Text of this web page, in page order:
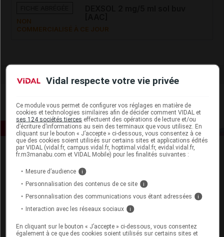
NON
COMMERCIALISÉ À CE JOUR
Espace produit
VIDAL Expert
Vidal respecte votre vie privée
Ce module vous permet de configurer vos réglages en matière de
cookies et technologies similaires afin de décider comment VIDAL et
ses 124 sociétés tierces effectuent des opérations de lecture et/ou
d’écriture d’informations au sein des terminaux que vous utilisez. En
cliquant sur le bouton « J’accepte » ci-dessous, vous consentez à ce
que des cookies soient utilisés sur certains sites et applications édités
par VIDAL (vidal.fr, campus.vidal.fr, hoptimal.vidal.fr, evidal.vidal.fr,
fr.m3manabu.com et VIDAL Mobile) pour les finalités suivantes :
Mesure d’audience i
Personnalisation des contenus de ce site i
Personnalisation des communications vous étant adressées i
Interaction avec les réseaux sociaux i
En cliquant sur le bouton « J’accepte » ci-dessous, vous consentez
également à ce que des cookies soient utilisés sur certains sites et